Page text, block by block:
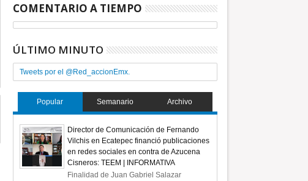
COMENTARIO A TIEMPO
ÚLTIMO MINUTO
Tweets por el @Red_accionEmx.
Popular Semanario Archivo
Director de Comunicación de Fernando
Vilchis en Ecatepec financió publicaciones
en redes sociales en contra de Azucena
Cisneros: TEEM | INFORMATIVA
Finalidad de Juan Gabriel Salazar